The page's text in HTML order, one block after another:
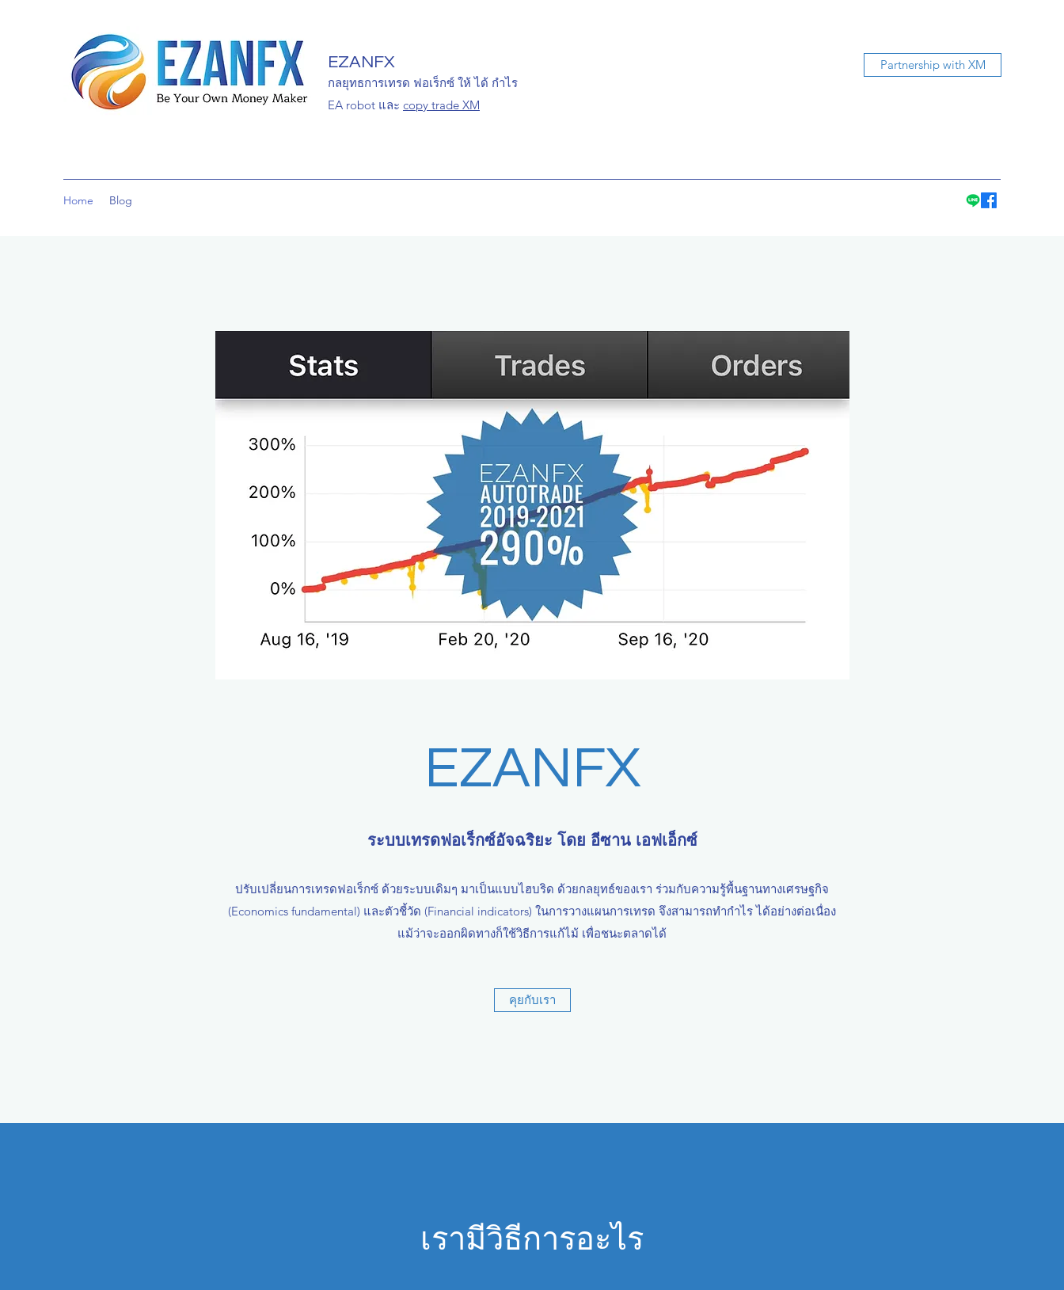
EZANFX
กลยุทธการเทรด ฟอเร็กซ์ ให้ ได้ กำไร
EA robot และ copy trade XM
Partnership with XM
Home Blog
EZANFX
ระบบเทรดฟอเร็กซ์อัจฉริยะ โดย อีซาน เอฟเอ็กซ์
ปรับเปลี่ยนการเทรดฟอเร็กซ์ ด้วยระบบเดิมๆ มาเป็นแบบไฮบริด ด้วยกลยุทธ์ของเรา ร่วมกับความรู้พื้นฐานทางเศรษฐกิจ
(Economics fundamental) และตัวชี้วัด (Financial indicators) ในการวางแผนการเทรด จึงสามารถทำกำไร ได้อย่างต่อเนื่อง
แม้ว่าจะออกผิดทางก็ใช้วิธีการแก้ไม้ เพื่อชนะตลาดได้
คุยกับเรา
เรามีวิธีการอะไร